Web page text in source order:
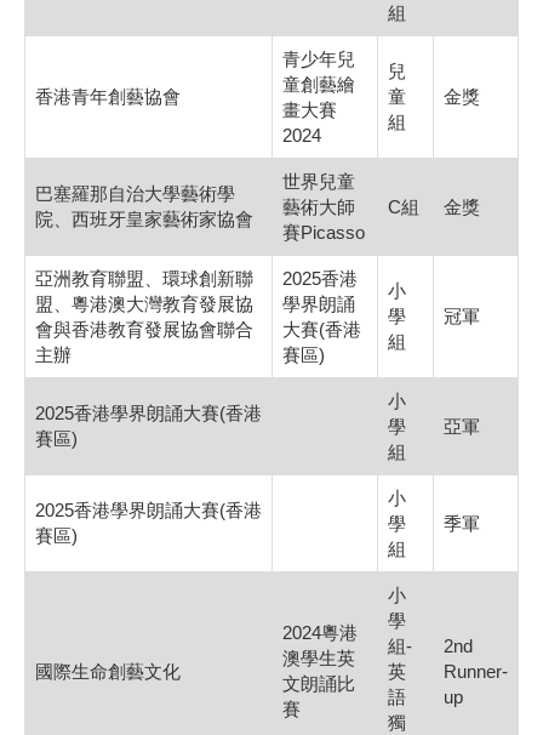
組
香港青年創藝協會
青少年兒
童創藝繪
畫大賽
2024
兒
童
組
金獎
巴塞羅那自治大學藝術學
院、西班牙皇家藝術家協會
世界兒童
藝術大師
賽Picasso
C組 金獎
亞洲教育聯盟、環球創新聯
盟、粵港澳大灣教育發展協
會與香港教育發展協會聯合
主辦
2025香港
學界朗誦
大賽(香港
賽區)
小
學
組
冠軍
2025香港學界朗誦大賽(香港
賽區)
小
學
組
亞軍
2025香港學界朗誦大賽(香港
賽區)
小
學
組
季軍
國際生命創藝文化
2024粵港
澳學生英
文朗誦比
賽
小
學
組-
英
語
獨
2nd
Runner-
up